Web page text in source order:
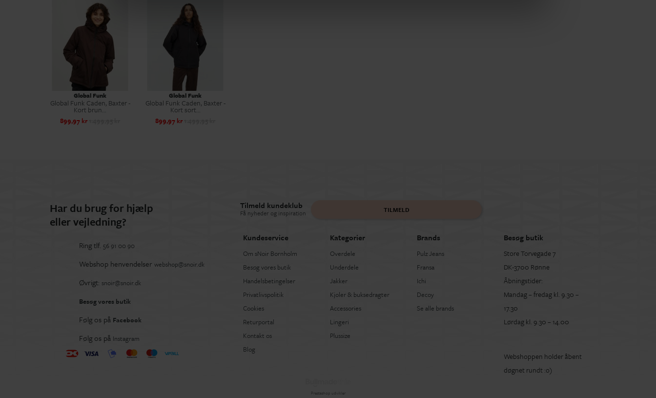
Global Funk
Global Funk Caden, Baxter -
Kort brun...
899,97 kr
Global Funk
Global Funk Caden, Baxter -
Kort sort...
899,97 kr
Har du brug for hjælp
eller vejledning?
Tilmeld kundeklub
Få nyheder og inspiration TILMELD
Ring tlf. 56 91 00 90
Webshop henvendelser webshop@snoir.dk
Øvrigt: snoir@snoir.dk
Besøg vores butik
Følg os på Facebook
Følg os på Instagram
Kundeservice
Om sNoir Bornholm
Besøg vores butik
Handelsbetingelser
Privatlivspolitik
Cookies
Returportal
Kontakt os
Blog
Kategorier
Overdele
Underdele
Jakker
Kjoler & buksedragter
Accessories
Lingeri
Plussize
Brands
Pulz Jeans
Fransa
Ichi
Decoy
Se alle brands
Besøg butik
Store Torvegade 7
DK-3700 Rønne
Åbningstider:
Mandag – fredag kl. 9.30 –
17.30
Lørdag kl. 9.30 – 14.00
Webshoppen holder åbent
døgnet rundt :o)
Prestashop udvikler